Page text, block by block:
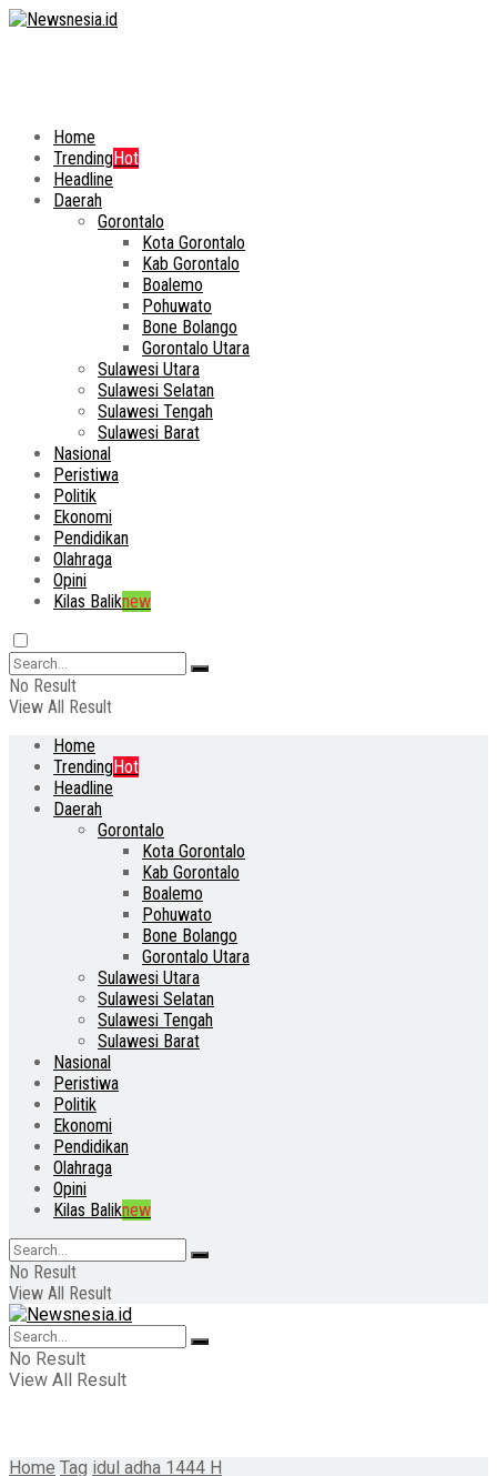
Home
TrendingHot
Headline
Daerah
Gorontalo
Kota Gorontalo
Kab Gorontalo
Boalemo
Pohuwato
Bone Bolango
Gorontalo Utara
Sulawesi Utara
Sulawesi Selatan
Sulawesi Tengah
Sulawesi Barat
Nasional
Peristiwa
Politik
Ekonomi
Pendidikan
Olahraga
Opini
Kilas Baliknew
No Result
View All Result
Home
TrendingHot
Headline
Daerah
Gorontalo
Kota Gorontalo
Kab Gorontalo
Boalemo
Pohuwato
Bone Bolango
Gorontalo Utara
Sulawesi Utara
Sulawesi Selatan
Sulawesi Tengah
Sulawesi Barat
Nasional
Peristiwa
Politik
Ekonomi
Pendidikan
Olahraga
Opini
Kilas Baliknew
No Result
View All Result
No Result
View All Result
Home Tag idul adha 1444 H